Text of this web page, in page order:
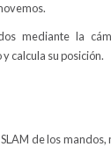
mediante la
calcula su posición.
de los mandos,